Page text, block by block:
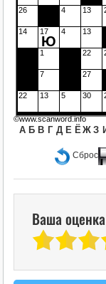
Сброс
26 4 13
14 17
Ю
4 13
1 22
7 27
22 13 5 30
А Б В Г Д Е ЁЖ З
©www.scanword.info
Ваша